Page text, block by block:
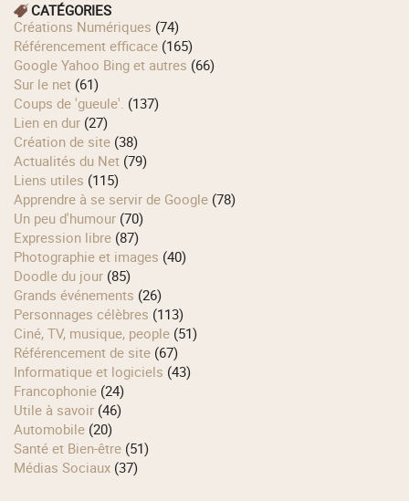
CATÉGORIES
Créations Numériques (74)
Référencement efficace (165)
Google Yahoo Bing et autres (66)
Sur le net (61)
Coups de 'gueule'. (137)
Lien en dur (27)
Création de site (38)
Actualités du Net (79)
Liens utiles (115)
Apprendre à se servir de Google (78)
Un peu d'humour (70)
Expression libre (87)
Photographie et images (40)
Doodle du jour (85)
Grands événements (26)
Personnages célèbres (113)
Ciné, TV, musique, people (51)
Référencement de site (67)
Informatique et logiciels (43)
Francophonie (24)
Utile à savoir (46)
Automobile (20)
Santé et Bien-être (51)
Médias Sociaux (37)